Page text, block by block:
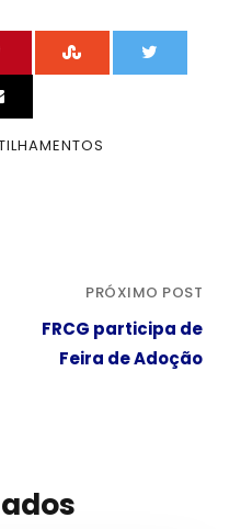
PRÓXIMO POST
FRCG participa de
Feira de Adoção